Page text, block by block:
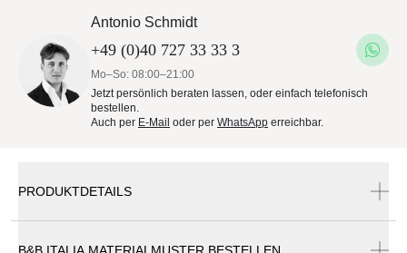
Antonio Schmidt
+49 (0)40 727 33 33 3
Mo–So: 08:00–21:00
Jetzt persönlich beraten lassen, oder einfach telefonisch
bestellen.
Auch per E-Mail oder per WhatsApp erreichbar.
PRODUKTDETAILS
B&B ITALIA MATERIALMUSTER BESTELLEN